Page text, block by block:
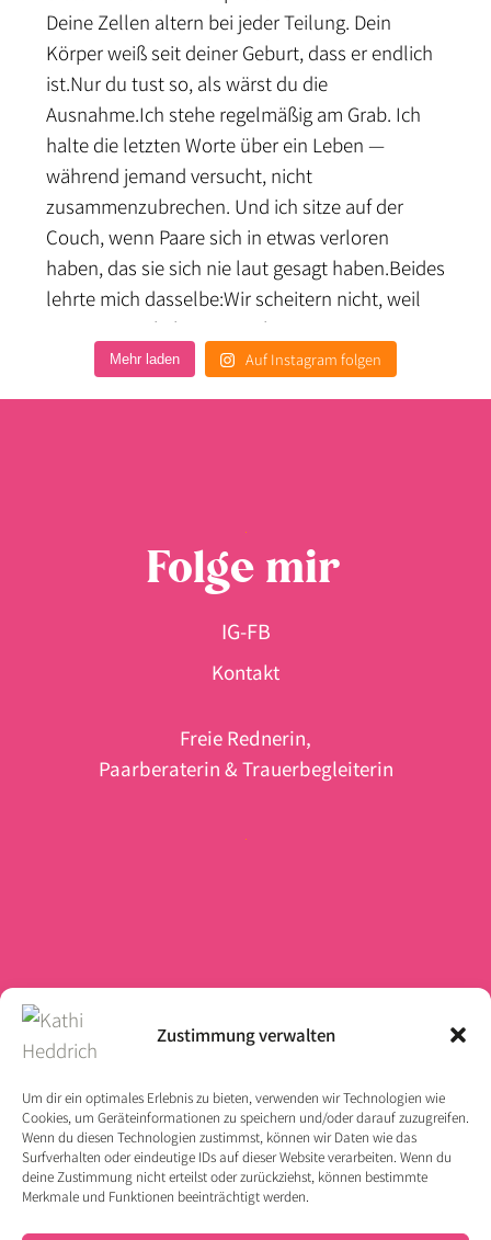
Zustimmung verwalten
Um dir ein optimales Erlebnis zu bieten, verwenden wir Technologien wie
Cookies, um Geräteinformationen zu speichern und/oder darauf zuzugreifen.
Wenn du diesen Technologien zustimmst, können wir Daten wie das
Surfverhalten oder eindeutige IDs auf dieser Website verarbeiten. Wenn du
deine Zustimmung nicht erteilst oder zurückziehst, können bestimmte
Merkmale und Funktionen beeinträchtigt werden.
Mehr laden Auf Instagram folgen
Folge mir
IG-FB
Kontakt
Freie Rednerin,
Paarberaterin & Trauerbegleiterin
Für wahrhaftige Begegnungen
und tiefe Gefühle. Pure & unique
like you.